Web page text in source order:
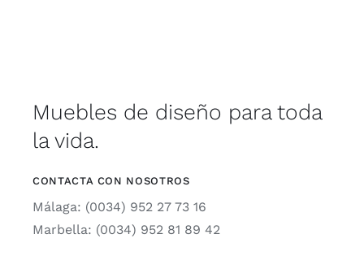
Muebles de diseño para toda
la vida.
CONTACTA CON NOSOTROS
Málaga: (0034) 952 27 73 16
Marbella: (0034) 952 81 89 42